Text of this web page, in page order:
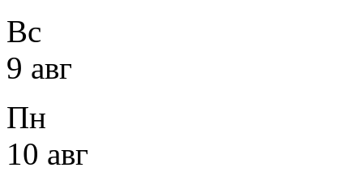
Вс
9 авг
Пн
10 авг